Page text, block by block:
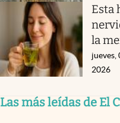
Esta
la
jueves,
2026
Las más leídas de El